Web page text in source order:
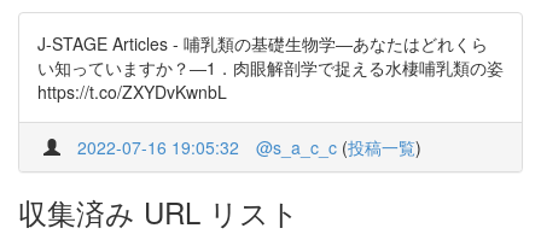
J-STAGE Articles - 哺乳類の基礎生物学―あなたはどれくら
い知っていますか？―1．肉眼解剖学で捉える水棲哺乳類の姿
https://t.co/ZXYDvKwnbL
2022-07-16 19:05:32 @s_a_c_c (投稿一覧)
収集済み URL リスト